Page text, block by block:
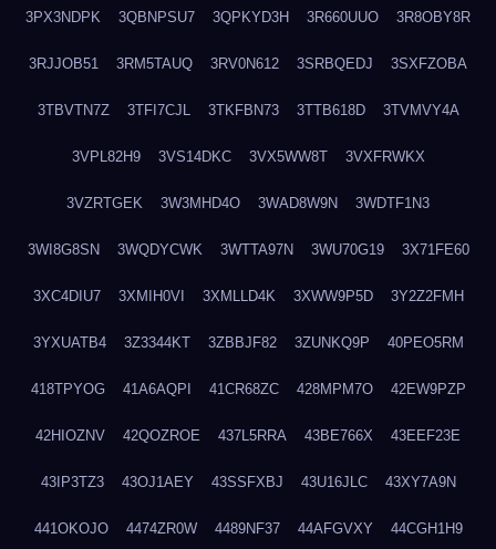
3PX3NDPK 3QBNPSU7 3QPKYD3H 3R660UUO 3R8OBY8R
3RJJOB51 3RM5TAUQ 3RV0N612 3SRBQEDJ 3SXFZOBA
3TBVTN7Z 3TFI7CJL 3TKFBN73 3TTB618D 3TVMVY4A
3VPL82H9 3VS14DKC 3VX5WW8T 3VXFRWKX
3VZRTGEK 3W3MHD4O 3WAD8W9N 3WDTF1N3
3WI8G8SN 3WQDYCWK 3WTTA97N 3WU70G19 3X71FE60
3XC4DIU7 3XMIH0VI 3XMLLD4K 3XWW9P5D 3Y2Z2FMH
3YXUATB4 3Z3344KT 3ZBBJF82 3ZUNKQ9P 40PEO5RM
418TPYOG 41A6AQPI 41CR68ZC 428MPM7O 42EW9PZP
42HIOZNV 42QOZROE 437L5RRA 43BE766X 43EEF23E
43IP3TZ3 43OJ1AEY 43SSFXBJ 43U16JLC 43XY7A9N
441OKOJO 4474ZR0W 4489NF37 44AFGVXY 44CGH1H9